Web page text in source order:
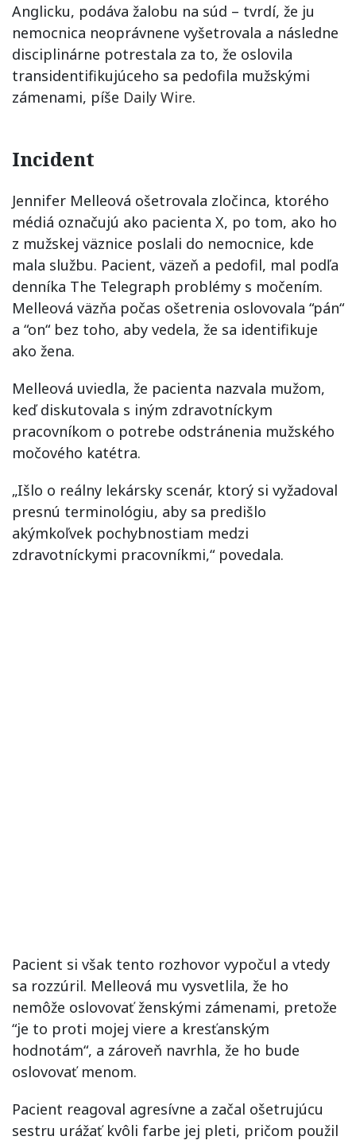
Anglicku, podáva žalobu na súd – tvrdí, že ju
nemocnica neoprávnene vyšetrovala a následne
disciplinárne potrestala za to, že oslovila
transidentifikujúceho sa pedofila mužskými
zámenami, píše Daily Wire.
Incident
Jennifer Melleová ošetrovala zločinca, ktorého
médiá označujú ako pacienta X, po tom, ako ho
z mužskej väznice poslali do nemocnice, kde
mala službu. Pacient, väzeň a pedofil, mal podľa
denníka The Telegraph problémy s močením.
Melleová väzňa počas ošetrenia oslovovala “pán“
a “on“ bez toho, aby vedela, že sa identifikuje
ako žena.
Melleová uviedla, že pacienta nazvala mužom,
keď diskutovala s iným zdravotníckym
pracovníkom o potrebe odstránenia mužského
močového katétra.
„Išlo o reálny lekársky scenár, ktorý si vyžadoval
presnú terminológiu, aby sa predišlo
akýmkoľvek pochybnostiam medzi
zdravotníckymi pracovníkmi,“ povedala.
Pacient si však tento rozhovor vypočul a vtedy
sa rozzúril. Melleová mu vysvetlila, že ho
nemôže oslovovať ženskými zámenami, pretože
“je to proti mojej viere a kresťanským
hodnotám“, a zároveň navrhla, že ho bude
oslovovať menom.
Pacient reagoval agresívne a začal ošetrujúcu
sestru urážať kvôli farbe jej pleti, pričom použil